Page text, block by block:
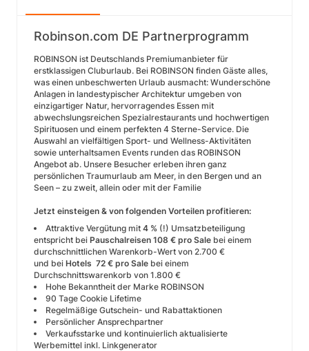
Robinson.com DE Partnerprogramm
ROBINSON ist Deutschlands Premiumanbieter für
erstklassigen Cluburlaub. Bei ROBINSON finden Gäste alles,
was einen unbeschwerten Urlaub ausmacht: Wunderschöne
Anlagen in landestypischer Architektur umgeben von
einzigartiger Natur, hervorragendes Essen mit
abwechslungsreichen Spezialrestaurants und hochwertigen
Spirituosen und einem perfekten 4 Sterne-Service. Die
Auswahl an vielfältigen Sport- und Wellness-Aktivitäten
sowie unterhaltsamen Events runden das ROBINSON
Angebot ab. Unsere Besucher erleben ihren ganz
persönlichen Traumurlaub am Meer, in den Bergen und an
Seen – zu zweit, allein oder mit der Familie
Jetzt einsteigen & von folgenden Vorteilen profitieren:
Attraktive Vergütung mit 4 % (!) Umsatzbeteiligung
entspricht bei Pauschalreisen 108 € pro Sale bei einem
durchschnittlichen Warenkorb-Wert von 2.700 €
und bei Hotels 72 € pro Sale bei einem
Durchschnittswarenkorb von 1.800 €
Hohe Bekanntheit der Marke ROBINSON
90 Tage Cookie Lifetime
Regelmäßige Gutschein- und Rabattaktionen
Persönlicher Ansprechpartner
Verkaufsstarke und kontinuierlich aktualisierte
Werbemittel inkl. Linkgenerator